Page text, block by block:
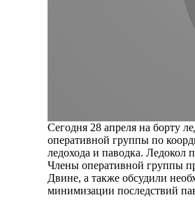
Сегодня 28 апреля на борту
оперативной группы по
ледохода и паводка. Ледокол
Члены оперативной группы
Двине, а также обсудили
минимизации последствий